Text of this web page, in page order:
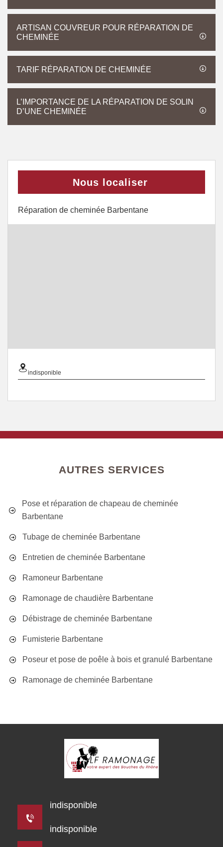
ARTISAN COUVREUR POUR RÉPARATION DE
CHEMINÉE
TARIF RÉPARATION DE CHEMINÉE
L’IMPORTANCE DE LA RÉPARATION DE SOLIN
D’UNE CHEMINÉE
Nous localiser
Réparation de cheminée Barbentane
indisponible
AUTRES SERVICES
Pose et réparation de chapeau de cheminée
Barbentane
Tubage de cheminée Barbentane
Entretien de cheminée Barbentane
Ramoneur Barbentane
Ramonage de chaudière Barbentane
Débistrage de cheminée Barbentane
Fumisterie Barbentane
Poseur et pose de poêle à bois et granulé Barbentane
Ramonage de cheminée Barbentane
indisponible
indisponible